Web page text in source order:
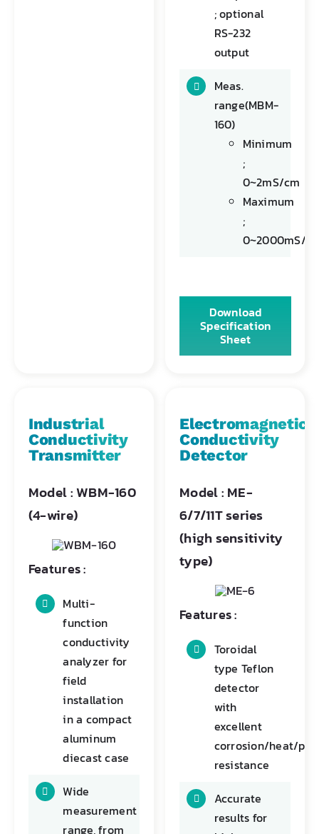
; optional
RS-232
output
Meas.
range(MBM-
160)
Minimum
;
0~2mS/cm
Maximum
;
0~2000mS/
Download
Specification
Sheet
Industrial
Conductivity
Transmitter
Model : WBM-160
(4-wire)
Features :
Multi-
function
conductivity
analyzer for
field
installation
in a compact
aluminum
diecast case
Wide
measurement
range, from
Electromagnetic
Conductivity
Detector
Model : ME-
6/7/11T series
(high sensitivity
type)
Features :
Toroidal
type Teflon
detector
with
excellent
corrosion/heat/
resistance
Accurate
results for